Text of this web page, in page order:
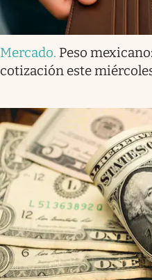
Mercado. Peso
cotización este